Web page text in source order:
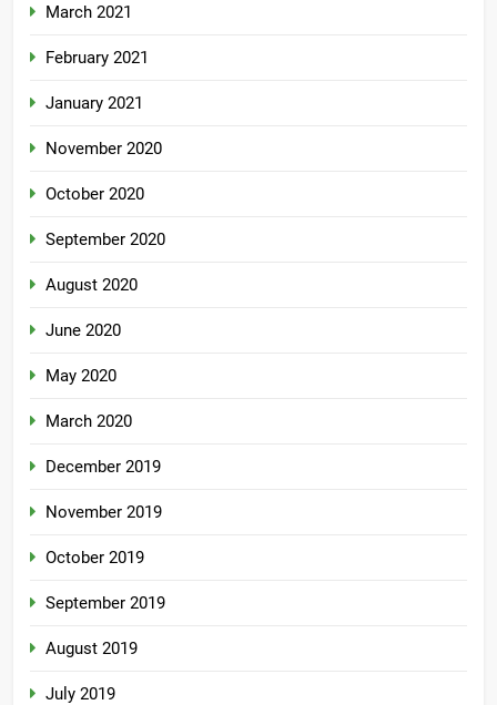
March 2021
February 2021
January 2021
November 2020
October 2020
September 2020
August 2020
June 2020
May 2020
March 2020
December 2019
November 2019
October 2019
September 2019
August 2019
July 2019